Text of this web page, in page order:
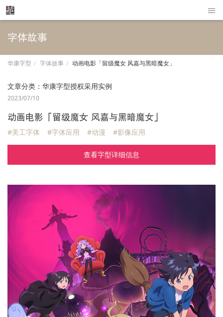
字体故事
华康字型 字体故事 动画电影「留级魔女 风嘉与黑暗魔女」
文章分类： 华康字型授权采用实例
2023/07/10
动画电影「留级魔女 风嘉与黑暗魔女」
#美工字体 #字体应用 #动漫 #影像应用
查看字型详细信息